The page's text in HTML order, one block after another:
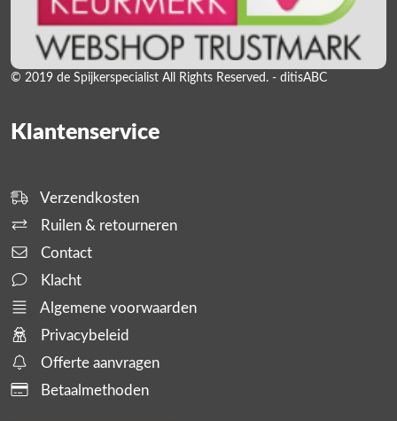
© 2019 de Spijkerspecialist All Rights Reserved. - ditisABC
Klantenservice
Verzendkosten
Ruilen & retourneren
Contact
Klacht
Algemene voorwaarden
Privacybeleid
Offerte aanvragen
Betaalmethoden